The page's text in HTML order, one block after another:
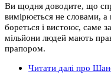
Ви щодня доводите, що
вимірюється не словами,
бореться і вистоює, саме
мільйони людей мають
прапором.
Читати далі про